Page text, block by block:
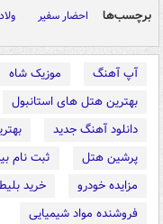
برچسب‌ها احضار سفیر
آپ آهنگ موزیک شاه
بهترین هتل های استانبول
دانلود آهنگ جدید
پرشین هتل
ثبت نام
مزایده خودرو
خرید
فروشنده مواد شیمیایی